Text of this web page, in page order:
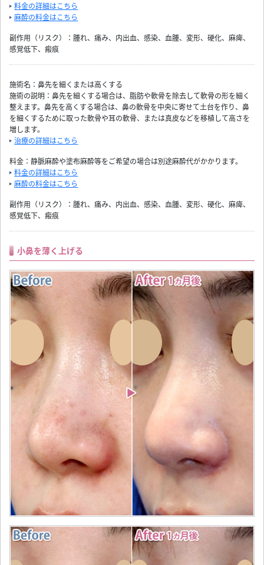
料金の詳細はこちら
麻酔の料金はこちら
副作用（リスク）：腫れ、痛み、内出血、感染、血腫、変形、硬化、麻痺、
感覚低下、瘢痕
施術名：鼻先を細くまたは高くする
施術の説明：鼻先を細くする場合は、脂肪や軟骨を除去して軟骨の形を細く
整えます。鼻先を高くする場合は、鼻の軟骨を中央に寄せて土台を作り、鼻
を細くするために取った軟骨や耳の軟骨、または真皮などを移植して高さを
増します。
治療の詳細はこちら
料金：静脈麻酔や塗布麻酔等をご希望の場合は別途麻酔代がかかります。
料金の詳細はこちら
麻酔の料金はこちら
副作用（リスク）：腫れ、痛み、内出血、感染、血腫、変形、硬化、麻痺、
感覚低下、瘢痕
小鼻を薄く上げる